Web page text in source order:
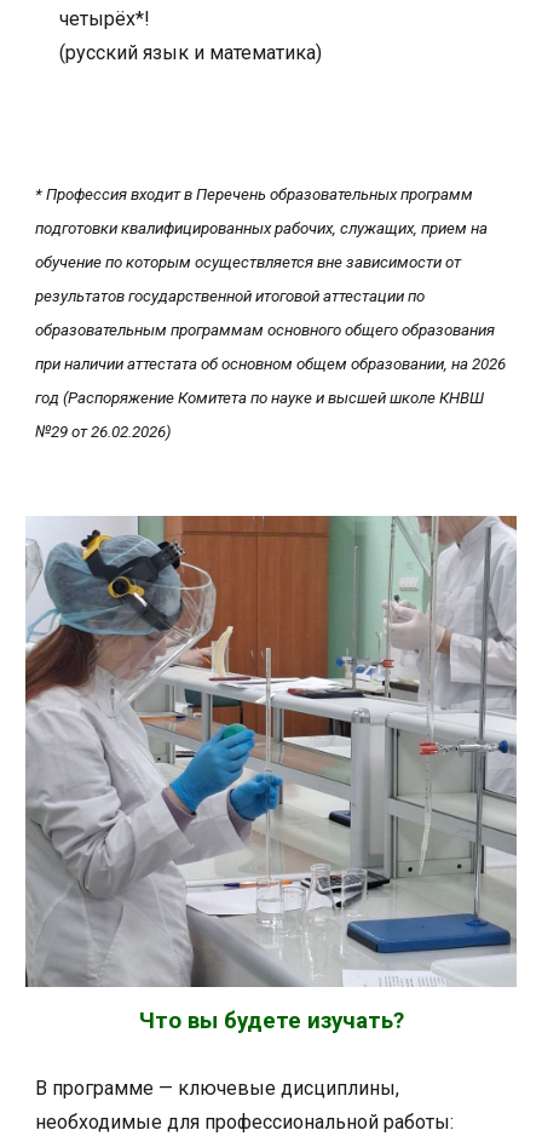
четырёх*!
(русский язык и математика)
* Профессия входит в Перечень образовательных программ
подготовки квалифицированных рабочих, служащих, прием на
обучение по которым осуществляется вне зависимости от
результатов государственной итоговой аттестации по
образовательным программам основного общего образования
при наличии аттестата об основном общем образовании, на 2026
год (Распоряжение Комитета по науке и высшей школе КНВШ
№29 от 26.02.2026)
Что вы будете изучать?
В программе — ключевые дисциплины,
необходимые для профессиональной работы: